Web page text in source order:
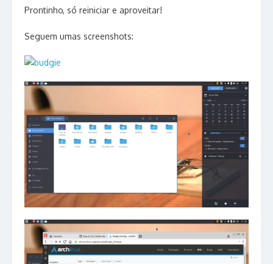
Prontinho, só reiniciar e aproveitar!
Seguem umas screenshots: